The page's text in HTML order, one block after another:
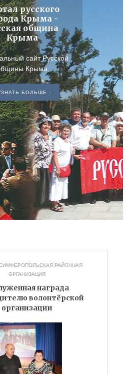
русского
Крыма -
община
Крыма
сайт Русской
Крыма
БОЛЬШЕ -
РАЙОННАЯ
ОРГАНИЗАЦИЯ
награда
волонтёрской
организации